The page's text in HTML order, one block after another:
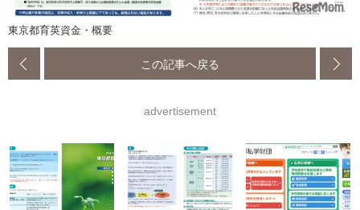
東京都育英資金・概要
この記事へ戻る
advertisement